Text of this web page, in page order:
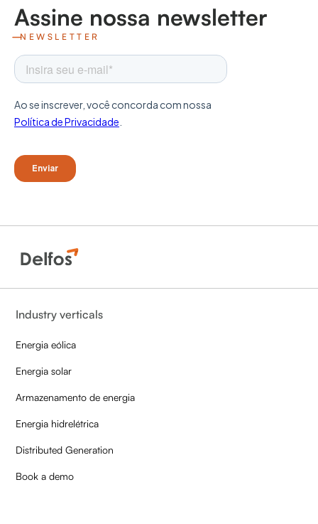
Assine nossa newsletter
NEWSLETTER
Industry verticals
Energia eólica
Energia solar
Armazenamento de energia
Energia hidrelétrica
Distributed Generation
Book a demo